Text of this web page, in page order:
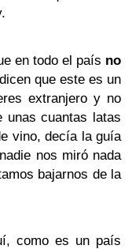
en todo el país no
que este es un
extranjero y no
unas cuantas latas
vino, decía la guía
nos miró nada
bajarnos de la
como es un país